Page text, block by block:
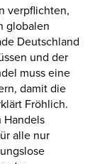
verpflichten,
globalen
Deutschland
und der
muss eine
damit die
Fröhlich.
Handels
alle nur